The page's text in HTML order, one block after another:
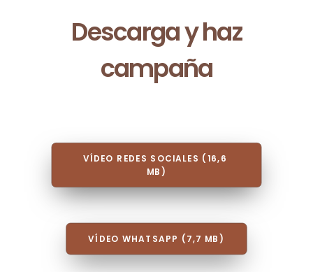
Descarga y haz
campaña
VÍDEO REDES SOCIALES (16,6
MB)
VÍDEO WHATSAPP (7,7 MB)